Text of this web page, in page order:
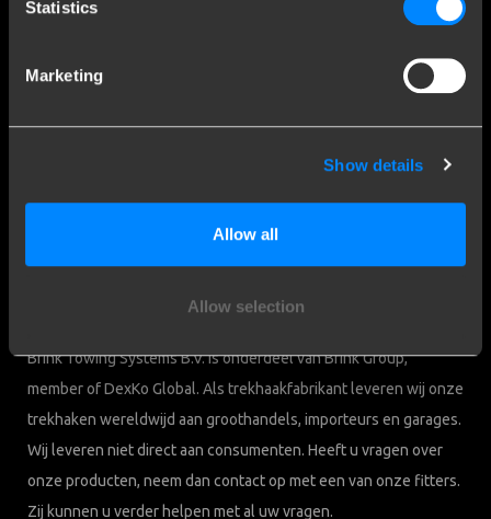
Statistics
Marketing
Show details
Allow all
Allow selection
Disclaimer
Downloads
Bedrijfsgegevens
Industrieweg 5
Nederland
BTW: NL805639123B01
Brink & Consumenten
Brink Towing Systems B.V. is onderdeel van Brink Group,
member of DexKo Global. Als trekhaakfabrikant leveren wij onze
trekhaken wereldwijd aan groothandels, importeurs en garages.
Wij leveren niet direct aan consumenten. Heeft u vragen over
onze producten, neem dan contact op met een van onze fitters.
Zij kunnen u verder helpen met al uw vragen.